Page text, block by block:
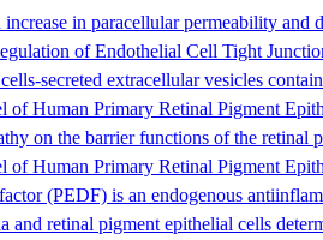
in paracellular permeability
of Endothelial Cell Tight
extracellular vesicles
Human Primary Retinal Pigment
on the barrier functions of the retinal
Human Primary Retinal Pigment
(PEDF) is an endogenous
and retinal pigment epithelial cells